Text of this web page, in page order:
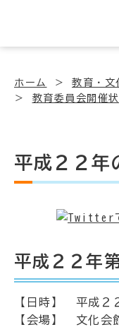
ホーム 教育・文
教育委員会開催
平成２２年
平成２２年
【日時】 平成２
【会場】 文化会